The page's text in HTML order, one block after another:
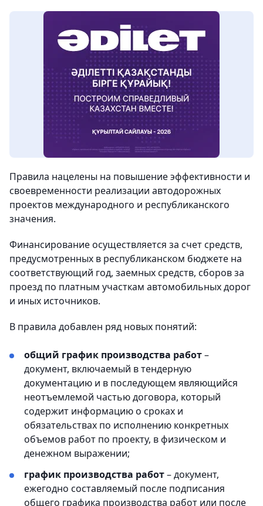
Правила нацелены на повышение эффективности и
своевременности реализации автодорожных
проектов международного и республиканского
значения.
Финансирование осуществляется за счет средств,
предусмотренных в республиканском бюджете на
соответствующий год, заемных средств, сборов за
проезд по платным участкам автомобильных дорог
и иных источников.
В правила добавлен ряд новых понятий:
общий график производства работ–
документ, включаемый в тендерную
документацию и в последующем являющийся
неотъемлемой частью договора, который
содержит информацию о сроках и
обязательствах по исполнению конкретных
объемов работ по проекту, в физическом и
денежном выражении;
график производства работ– документ,
ежегодно составляемый после подписания
общего графика производства работ или после